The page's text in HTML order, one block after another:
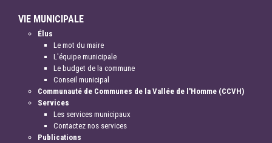
VIE MUNICIPALE
Élus
Le mot du maire
L'équipe municipale
Le budget de la commune
Conseil municipal
Communauté de Communes de la Vallée de l'Homme (CCVH)
Services
Les services municipaux
Contactez nos services
Publications